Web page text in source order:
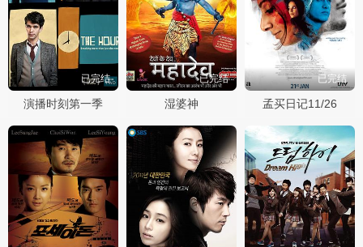
已完结
演播时刻第一季
已完结
湿婆神
已完结
孟买日记11/26